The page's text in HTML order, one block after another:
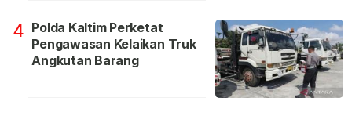
4 Polda Kaltim Perketat
Pengawasan Kelaikan Truk
Angkutan Barang